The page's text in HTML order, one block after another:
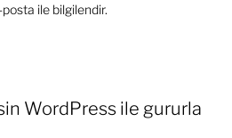
ile bilgilendir.
WordPress ile gururla